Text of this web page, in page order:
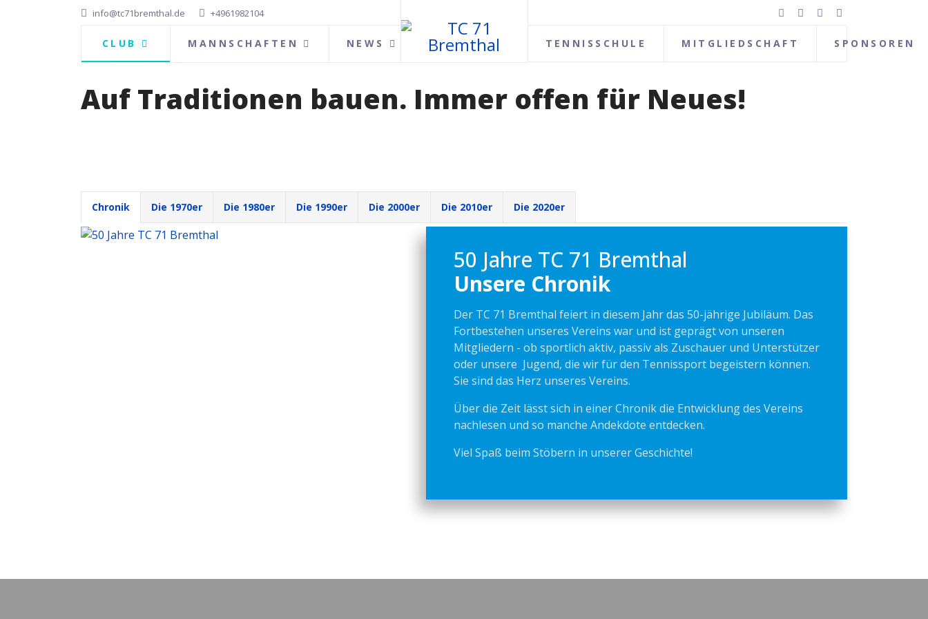
info@tc71bremthal.de +4961982104
CLUB MANNSCHAFTEN NEWS TENNISSCHULE MITGLIEDSCHAFT SPONSOREN
Auf Traditionen bauen. Immer offen für Neues!
Chronik Die 1970er Die 1980er Die 1990er Die 2000er Die 2010er Die 2020er
50 Jahre TC 71 Bremthal
Unsere Chronik
Der TC 71 Bremthal feiert in diesem Jahr das 50-jährige Jubiläum. Das
Fortbestehen unseres Vereins war und ist geprägt von unseren
Mitgliedern - ob sportlich aktiv, passiv als Zuschauer und Unterstützer
oder unsere Jugend, die wir für den Tennissport begeistern können.
Sie sind das Herz unseres Vereins.
Über die Zeit lässt sich in einer Chronik die Entwicklung des Vereins
nachlesen und so manche Andekdote entdecken.
Viel Spaß beim Stöbern in unserer Geschichte!